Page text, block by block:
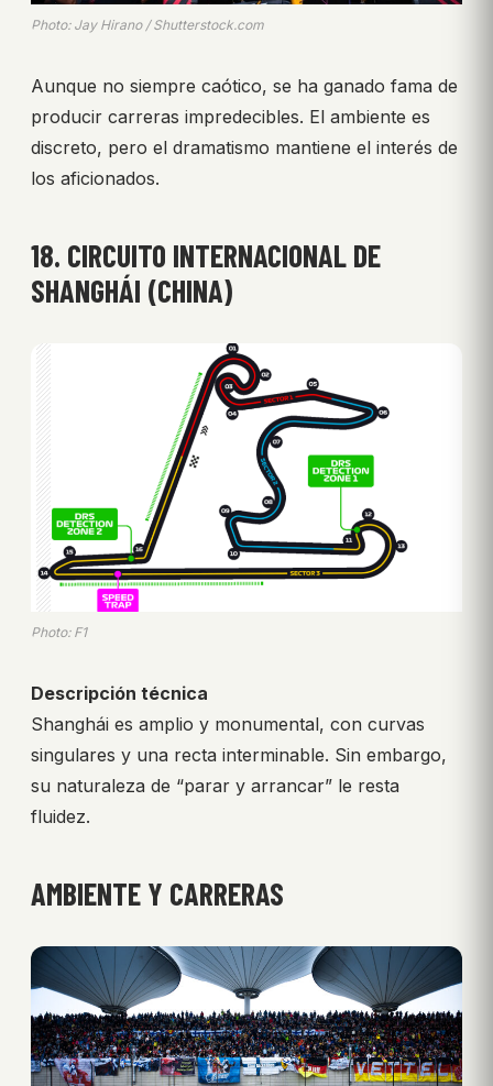
Photo: Jay Hirano / Shutterstock.com
Aunque no siempre caótico, se ha ganado fama de
producir carreras impredecibles. El ambiente es
discreto, pero el dramatismo mantiene el interés de
los aficionados.
18. CIRCUITO INTERNACIONAL DE
SHANGHÁI (CHINA)
Photo: F1
Descripción técnica
Shanghái es amplio y monumental, con curvas
singulares y una recta interminable. Sin embargo,
su naturaleza de “parar y arrancar” le resta
fluidez.
AMBIENTE Y CARRERAS